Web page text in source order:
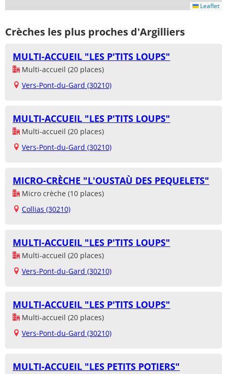
Leaflet
Crèches les plus proches d'Argilliers
MULTI-ACCUEIL "LES P'TITS LOUPS"
Multi-accueil (20 places)
Vers-Pont-du-Gard (30210)
MULTI-ACCUEIL "LES P'TITS LOUPS"
Multi-accueil (20 places)
Vers-Pont-du-Gard (30210)
MICRO-CRÈCHE "L'OUSTAÙ DES PEQUELETS"
Micro crèche (10 places)
Collias (30210)
MULTI-ACCUEIL "LES P'TITS LOUPS"
Multi-accueil (20 places)
Vers-Pont-du-Gard (30210)
MULTI-ACCUEIL "LES P'TITS LOUPS"
Multi-accueil (20 places)
Vers-Pont-du-Gard (30210)
MULTI-ACCUEIL "LES PETITS POTIERS"